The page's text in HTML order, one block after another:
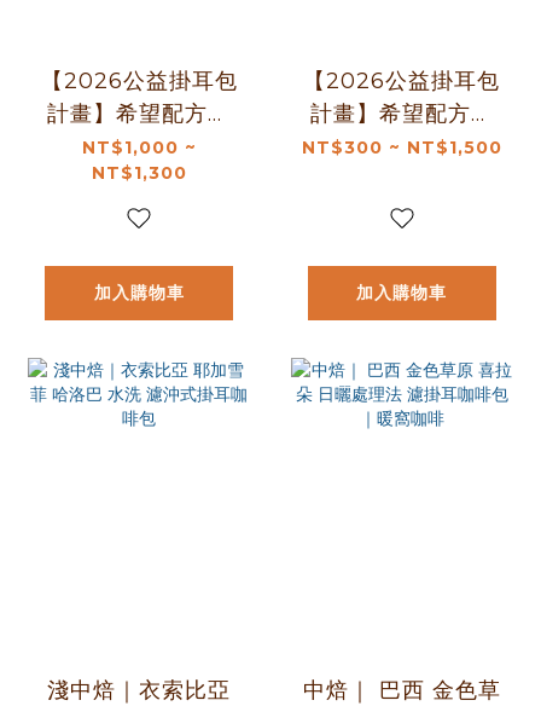
【2026公益掛耳包
計畫】希望配方濾
掛咖啡包組合-用希
望創造愛與美好 因
為有你他們有希望
NT$1,000 ~
NT$1,300
加入購物車
【2026公益掛耳包
計畫】希望配方濾
掛咖啡包-用希望創
你他們有希望｜暖
NT$300 ~ NT$1,500
加入購物車
淺中焙｜衣索比亞
中焙｜ 巴西 金色草